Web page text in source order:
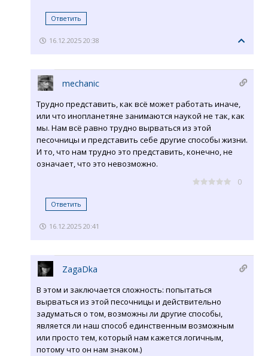
Ответить
16.12.2025 20:38
mechanic
Трудно представить, как всё может работать иначе,
или что инопланетяне занимаются наукой не так, как
мы. Нам всё равно трудно вырваться из этой
песочницы и представить себе другие способы жизни.
И то, что нам трудно это представить, конечно, не
означает, что это невозможно.
0
Ответить
16.12.2025 20:41
ZagaDka
В этом и заключается сложность: попытаться
вырваться из этой песочницы и действительно
задуматься о том, возможны ли другие способы,
является ли наш способ единственным возможным
или просто тем, который нам кажется логичным,
потому что он нам знаком.)